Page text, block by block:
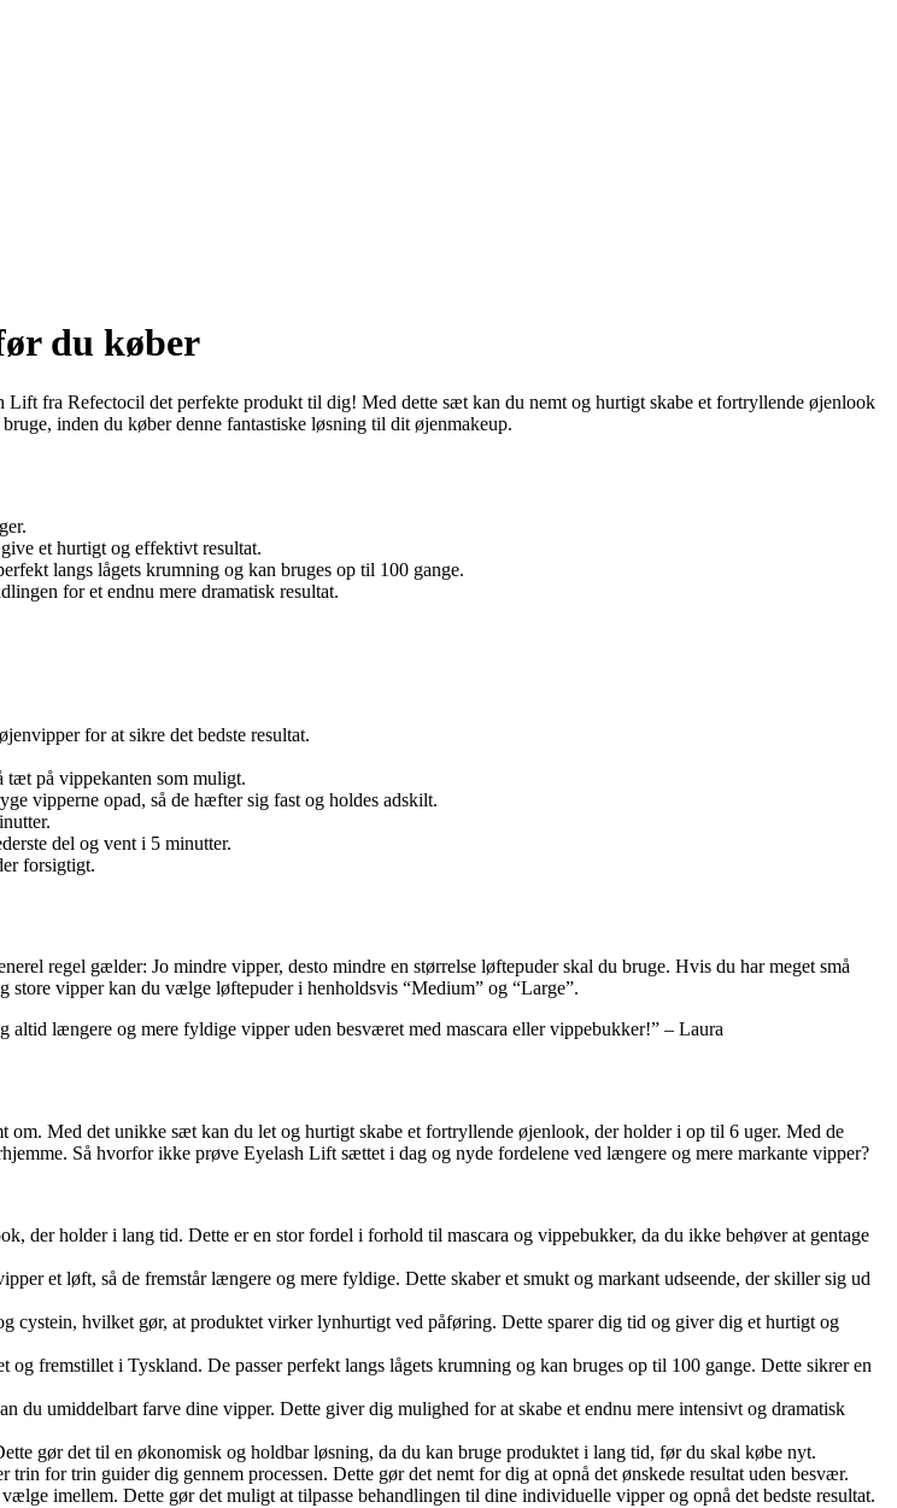
du køber
fra Refectocil det perfekte produkt til dig! Med dette sæt kan du nemt og hurtigt skabe et fortryllende øjenlook
inden du køber denne fantastiske løsning til dit øjenmakeup.
et hurtigt og effektivt resultat.
langs lågets krumning og kan bruges op til 100 gange.
for et endnu mere dramatisk resultat.
for at sikre det bedste resultat.
tæt på vippekanten som muligt.
vipperne opad, så de hæfter sig fast og holdes adskilt.
del og vent i 5 minutter.
forsigtigt.
regel gælder: Jo mindre vipper, desto mindre en størrelse løftepuder skal du bruge. Hvis du har meget små
vipper kan du vælge løftepuder i henholdsvis “Medium” og “Large”.
længere og mere fyldige vipper uden besværet med mascara eller vippebukker!” – Laura
Med det unikke sæt kan du let og hurtigt skabe et fortryllende øjenlook, der holder i op til 6 uger. Med de
Så hvorfor ikke prøve Eyelash Lift sættet i dag og nyde fordelene ved længere og mere markante vipper?
der holder i lang tid. Dette er en stor fordel i forhold til mascara og vippebukker, da du ikke behøver at gentage
et løft, så de fremstår længere og mere fyldige. Dette skaber et smukt og markant udseende, der skiller sig ud
cystein, hvilket gør, at produktet virker lynhurtigt ved påføring. Dette sparer dig tid og giver dig et hurtigt og
fremstillet i Tyskland. De passer perfekt langs lågets krumning og kan bruges op til 100 gange. Dette sikrer en
du umiddelbart farve dine vipper. Dette giver dig mulighed for at skabe et endnu mere intensivt og dramatisk
gør det til en økonomisk og holdbar løsning, da du kan bruge produktet i lang tid, før du skal købe nyt.
for trin guider dig gennem processen. Dette gør det nemt for dig at opnå det ønskede resultat uden besvær.
imellem. Dette gør det muligt at tilpasse behandlingen til dine individuelle vipper og opnå det bedste resultat.